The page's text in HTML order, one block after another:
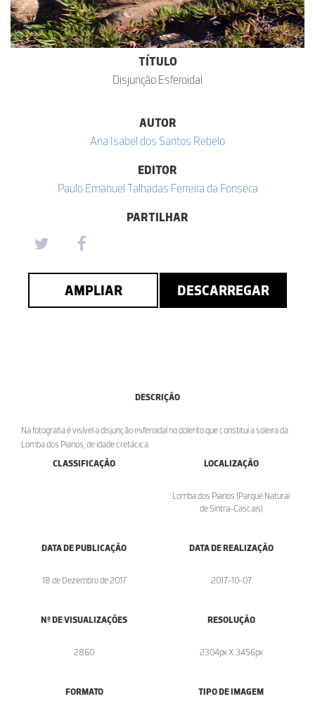
TÍTULO
Disjunção Esferoidal
AUTOR
Ana Isabel dos Santos Rebelo
EDITOR
Paulo Emanuel Talhadas Ferreira da Fonseca
PARTILHAR
AMPLIAR DESCARREGAR
DESCRIÇÃO
Na fotografia é visível a disjunção esferoidal no dolerito que constitui a soleira da
Lomba dos Pianos, de idade cretácica.
CLASSIFICAÇÃO
LOCALIZAÇÃO
Lomba dos Pianos (Parque Natural
de Sintra-Cascais)
DATA DE PUBLICAÇÃO
18 de Dezembro de 2017
DATA DE REALIZAÇÃO
2017-10-07
Nº DE VISUALIZAÇÕES
2860
RESOLUÇÃO
2304px X 3456px
FORMATO TIPO DE IMAGEM